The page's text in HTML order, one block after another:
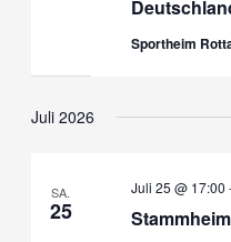
Sportheim
Juli 2026
SA.
25
Juli 25 @ 17:00